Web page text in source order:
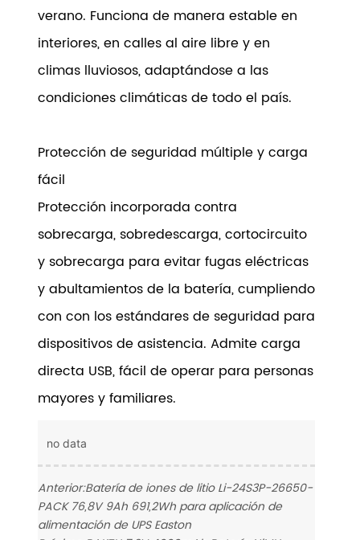
verano. Funciona de manera estable en
interiores, en calles al aire libre y en
climas lluviosos, adaptándose a las
condiciones climáticas de todo el país.
Protección de seguridad múltiple y carga
fácil
Protección incorporada contra
sobrecarga, sobredescarga, cortocircuito
y sobrecarga para evitar fugas eléctricas
y abultamientos de la batería, cumpliendo
con con los estándares de seguridad para
dispositivos de asistencia. Admite carga
directa USB, fácil de operar para personas
mayores y familiares.
no data
Anterior:Batería de iones de litio Li-24S3P-26650-
PACK 76,8V 9Ah 691,2Wh para aplicación de
alimentación de UPS Easton